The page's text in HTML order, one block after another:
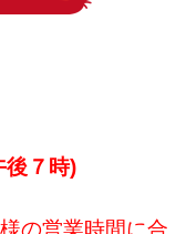
７時)
の営業時間に合